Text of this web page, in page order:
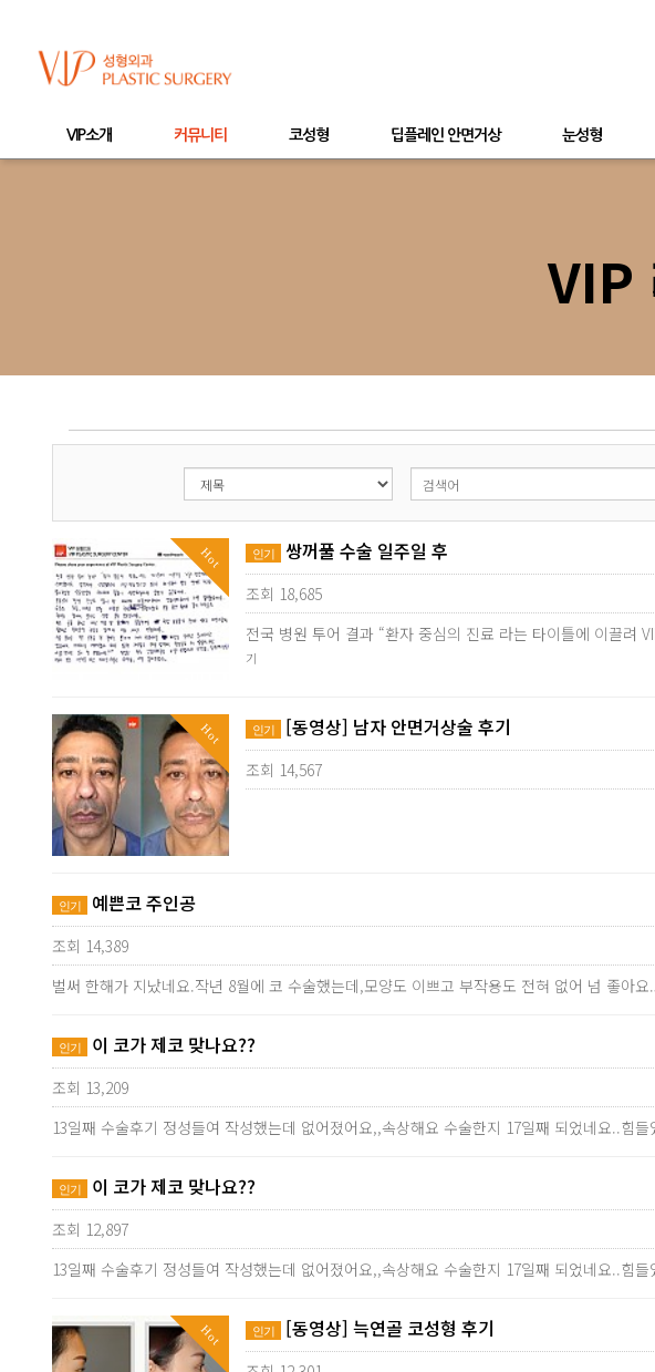
VIP소개 커뮤니티 코성형 딥플레인 안면거상 눈성형
VIP
Hot 인기 쌍꺼풀 수술 일주일 후
조회 18,685
전국 병원 투어 결과 “환자 중심의 진료 라는 타이틀에 이끌려
기
Hot 인기 [동영상] 남자 안면거상술 후기
조회 14,567
인기 예쁜코 주인공
조회 14,389
벌써 한해가 지났네요.작년 8월에 코 수술했는데,모양도 이쁘고 부작용도 전혀 없어 넘 좋
인기 이 코가 제코 맞나요??
조회 13,209
13일째 수술후기 정성들여 작성했는데 없어졌어요,,속상해요 수술한지 17일째 되었네요..
인기 이 코가 제코 맞나요??
조회 12,897
13일째 수술후기 정성들여 작성했는데 없어졌어요,,속상해요 수술한지 17일째 되었네요..
Hot 인기 [동영상] 늑연골 코성형 후기